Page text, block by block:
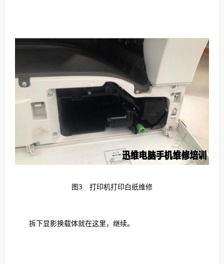
图3 打印机打印白纸维修
拆下显影换载体就在这里，继续。